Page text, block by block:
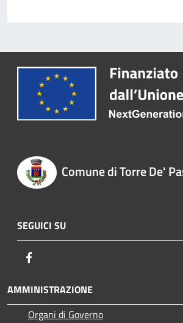
Comune di Torre De'
SEGUICI SU
AMMINISTRAZIONE
Organi di Governo